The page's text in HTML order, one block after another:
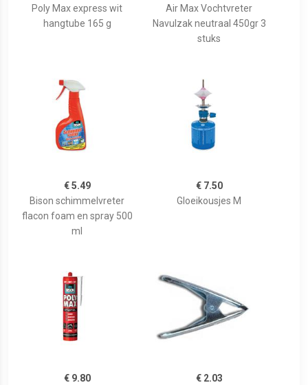
Poly Max express wit
hangtube 165 g
Air Max Vochtvreter
Navulzak neutraal 450gr 3
stuks
€ 5.49
Bison schimmelvreter
flacon foam en spray 500
ml
€ 7.50
Gloeikousjes M
€ 9.80
€ 2.03